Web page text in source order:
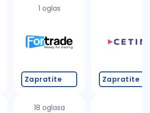
1 oglas
Zapratite
18 oglasa
Zapratite